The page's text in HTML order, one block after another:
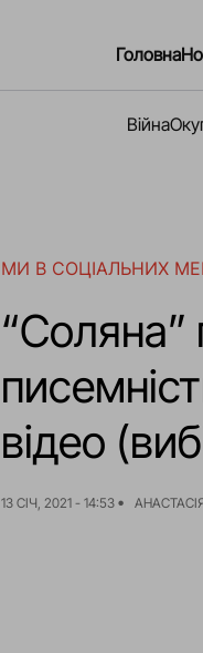
Головна
Війна
МИ В СОЦІАЛЬНИХ
“Соляна”
відео
13 СІЧ, 2021 - 14:53